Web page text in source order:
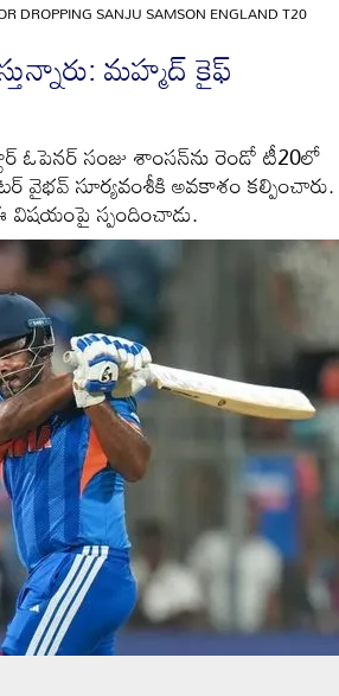
DROPPING SANJU SAMSON ENGLAND T20
మహ్మద్ కైఫ్
ఓపెనర్ సంజు శాంసన్‌ను రెండో టీ20లో
వైభవ్ సూర్యవంశీకి అవకాశం కల్పించారు.
స్పందించాడు.